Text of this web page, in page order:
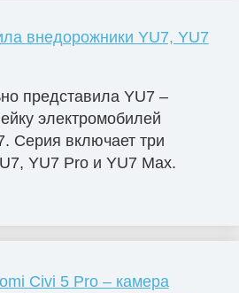
внедорожники YU7, YU7
представила YU7 –
электромобилей
Серия включает три
YU7 Pro и YU7 Max.
Civi 5 Pro – камера